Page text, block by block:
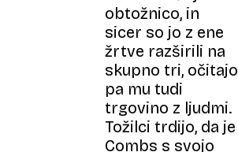
obtožnico, in
sicer so jo z ene
žrtve razširili na
skupno tri, očitajo
pa mu tudi
trgovino z ljudmi.
Tožilci trdijo, da je
Combs s svojo